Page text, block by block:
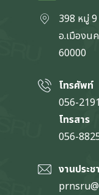
398 หมู่
อ.เมืองน
60000
โทรศัพท์
056-
โทรสาร
056-
งานประ